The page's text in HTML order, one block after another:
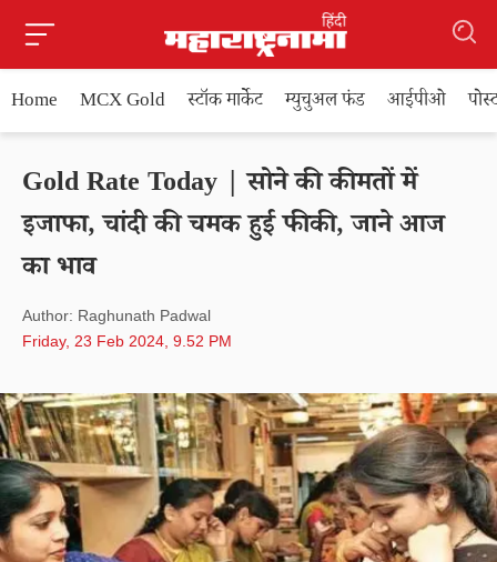
Home MCX Gold स्टॉक मार्केट म्युचुअल फंड आईपीओ
Gold Rate Today | सोने की कीमतों में
इजाफा, चांदी की चमक हुई फीकी, जाने आज
का भाव
Author: Raghunath Padwal
Friday, 23 Feb 2024, 9.52 PM